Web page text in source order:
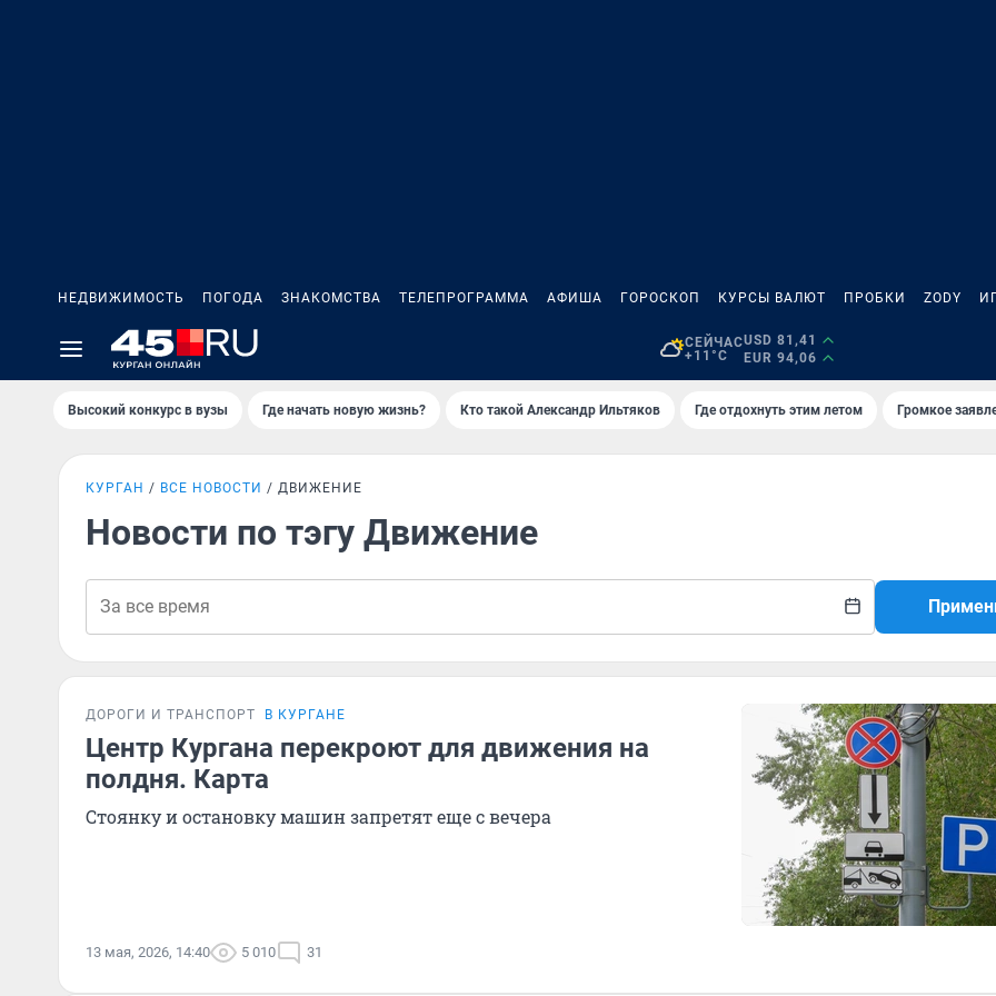
НЕДВИЖИМОСТЬ ПОГОДА ЗНАКОМСТВА ТЕЛЕПРОГРАММА АФИША ГОРОСКОП КУРСЫ ВАЛЮТ ПРОБКИ ZODY
СЕЙЧАС
+11°C
USD 81,41
EUR 94,06
Высокий конкурс в вузы Где начать новую жизнь? Кто такой Александр Ильтяков Где отдохнуть этим летом Громкое
КУРГАН ВСЕ НОВОСТИ ДВИЖЕНИЕ
Новости по тэгу Движение
ДОРОГИ И ТРАНСПОРТ В КУРГАНЕ
Центр Кургана перекроют для движения на
полдня. Карта
Стоянку и остановку машин запретят еще с вечера
13 мая, 2026, 14:40 5 010 31